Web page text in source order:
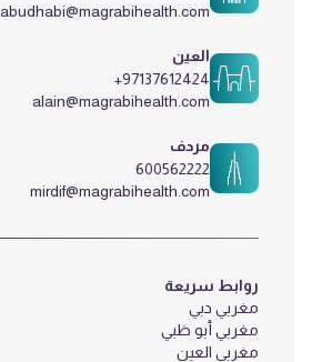
روابط سريعة
مغربي دبي
مغربي أبو ظبي
مغربي العين
abudhabi@magrabihealth.com
العين
+97137612424
alain@magrabihealth.com
مردف
600562222
mirdif@magrabihealth.com